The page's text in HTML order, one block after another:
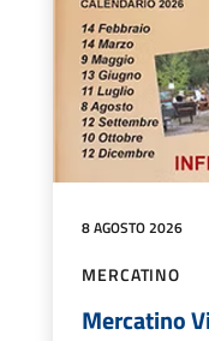
8 AGOSTO 2026
MERCATINO
Mercatino